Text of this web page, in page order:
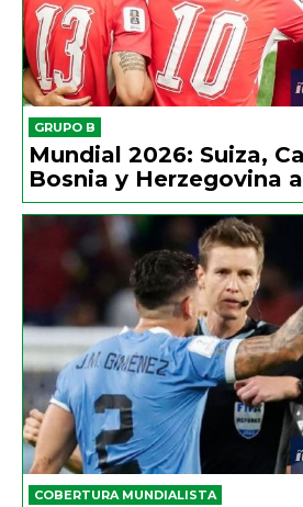
GRUPO B
Mundial 2026: Suiza,
Bosnia y Herzegovina
COBERTURA MUNDIALISTA